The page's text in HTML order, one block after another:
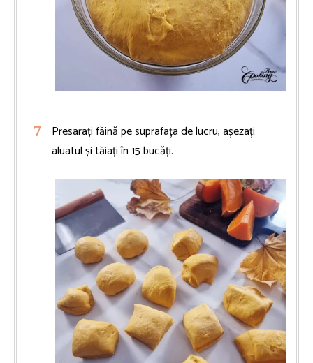
Presarați făină pe suprafața de lucru, așezați
aluatul și tăiați în 15 bucăți.